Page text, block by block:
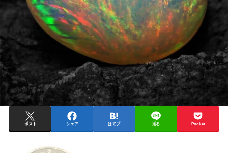
ポスト シェア はてブ 送る Pocket